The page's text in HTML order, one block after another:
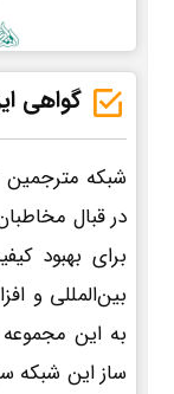
گواهی
شبکه
در قبال
برای بهبود
بین‌المللی و
به این
ساز این شبکه